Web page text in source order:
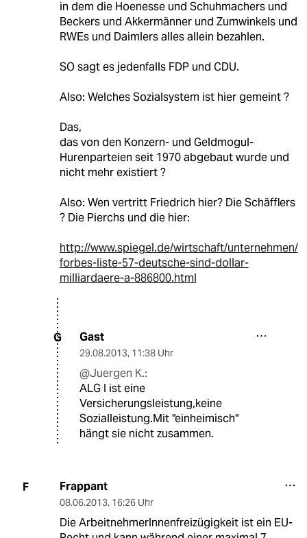
in dem die Hoenesse und Schuhmachers und
Beckers und Akkermänner und Zumwinkels und
RWEs und Daimlers alles allein bezahlen.
SO sagt es jedenfalls FDP und CDU.
Also: Welches Sozialsystem ist hier gemeint ?
Das,
das von den Konzern- und Geldmogul-
Hurenparteien seit 1970 abgebaut wurde und
nicht mehr existiert ?
Also: Wen vertritt Friedrich hier? Die Schäfflers
? Die Pierchs und die hier:
http://www.spiegel.de/wirtschaft/unternehmen/
forbes-liste-57-deutsche-sind-dollar-
milliardaere-a-886800.html
G Gast
29.08.2013, 11:38 Uhr
@Juergen K.:
ALG I ist eine
Versicherungsleistung,keine
Sozialleistung.Mit "einheimisch"
hängt sie nicht zusammen.
F Frappant
08.06.2013, 16:26 Uhr
Die ArbeitnehmerInnenfreizügigkeit ist ein EU-